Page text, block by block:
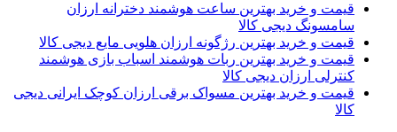
قیمت و خرید بهترین ساعت هوشمند دخترانه ارزان
سامسونگ دیجی کالا
قیمت و خرید بهترین رژگونه ارزان هلویی مایع دیجی کالا
قیمت و خرید بهترین ربات هوشمند اسباب بازی هوشمند
کنترلی ارزان دیجی کالا
قیمت و خرید بهترین مسواک برقی ارزان کوچک ایرانی دیجی
کالا